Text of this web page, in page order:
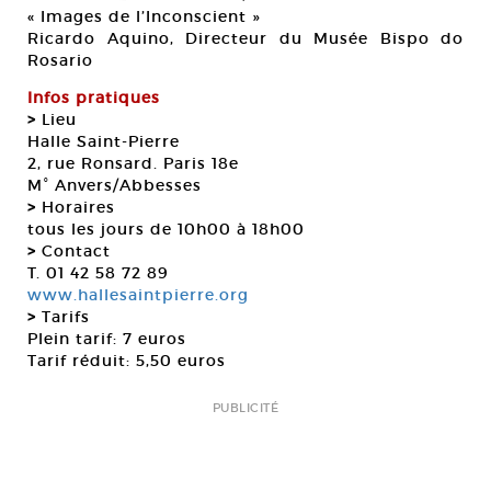
« Images de l’Inconscient »
Ricardo Aquino, Directeur du Musée Bispo do
Rosario
Infos pratiques
> Lieu
Halle Saint-Pierre
2, rue Ronsard. Paris 18e
M° Anvers/Abbesses
> Horaires
tous les jours de 10h00 à 18h00
> Contact
T. 01 42 58 72 89
www.hallesaintpierre.org
> Tarifs
Plein tarif: 7 euros
Tarif réduit: 5,50 euros
PUBLICITÉ